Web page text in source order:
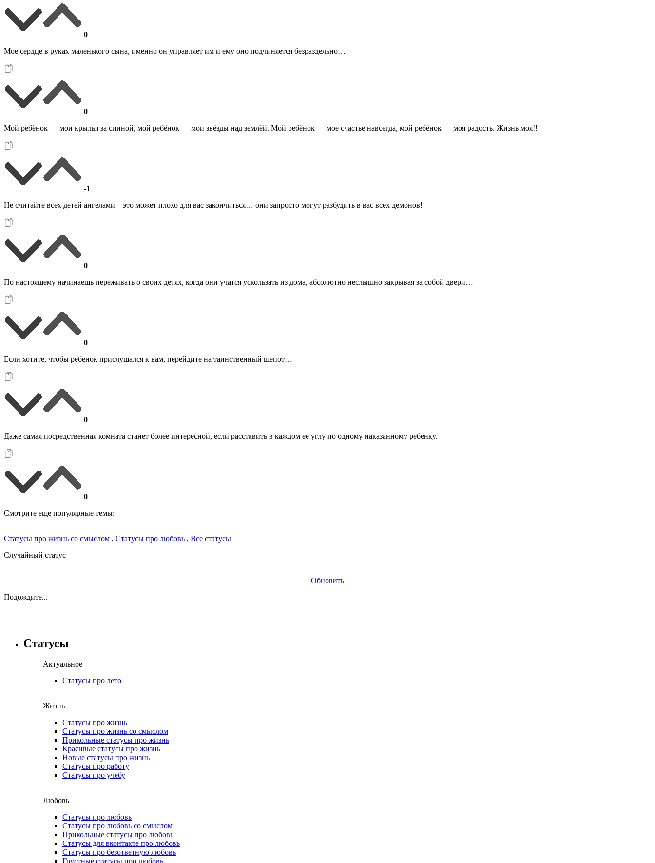
0
Мое сердце в руках маленького сына, именно он управляет им и ему оно подчиняется безраздельно…
0
Мой ребёнок — мои крылья за спиной, мой ребёнок — мои звёзды над землёй. Мой ребёнок — мое счастье навсегда, мой ребёнок — моя радость. Жизнь моя!!!
-1
Не считайте всех детей ангелами – это может плохо для вас закончиться… они запросто могут разбудить в вас всех демонов!
0
По настоящему начинаешь переживать о своих детях, когда они учатся ускользать из дома, абсолютно неслышно закрывая за собой двери…
0
Если хотите, чтобы ребенок прислушался к вам, перейдите на таинственный шепот…
0
Даже самая посредственная комната станет более интересной, если расставить в каждом ее углу по одному наказанному ребенку.
0
Смотрите еще популярные темы:
Статусы про жизнь со смыслом , Статусы про любовь , Все статусы
Случайный статус
Обновить
Подождите...
Статусы
Актуальное
Статусы про лето
Жизнь
Статусы про жизнь
Статусы про жизнь со смыслом
Прикольные статусы про жизнь
Красивые статусы про жизнь
Новые статусы про жизнь
Статусы про работу
Статусы про учебу
Любовь
Статусы про любовь
Статусы про любовь со смыслом
Прикольные статусы про любовь
Статусы для вконтакте про любовь
Статусы про безответную любовь
Грустные статусы про любовь